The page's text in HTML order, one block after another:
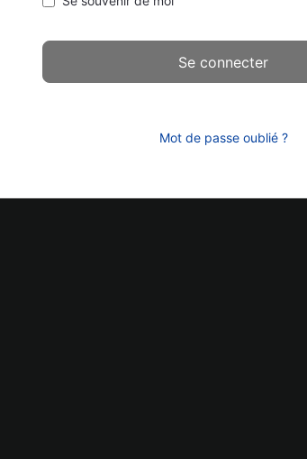
Mot de passe oublié ?